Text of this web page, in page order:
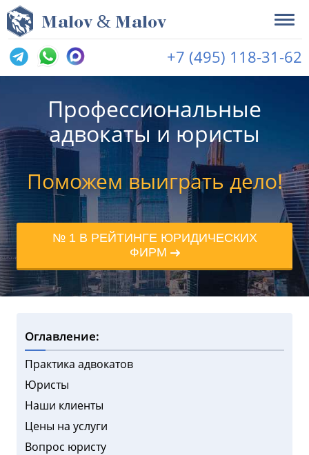
Malov & Malov
+7 (495) 118-31-62
Профессиональные
адвокаты и юристы
Поможем выиграть дело!
№ 1 В РЕЙТИНГЕ ЮРИДИЧЕСКИХ
ФИРМ
Оглавление:
Практика адвокатов
Юристы
Наши клиенты
Цены на услуги
Вопрос юристу